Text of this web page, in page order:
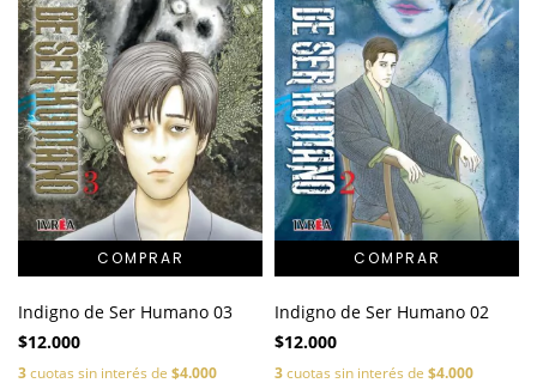
Indigno de Ser Humano 03
$12.000
3cuotas sin interés de $4.000
Indigno de Ser Humano 02
$12.000
3cuotas sin interés de $4.000